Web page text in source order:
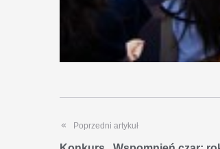
Poprzedni artykuł